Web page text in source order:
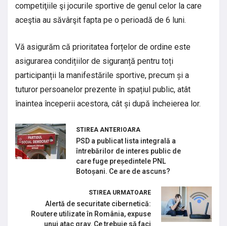
competiţiile şi jocurile sportive de genul celor la care
aceştia au săvârşit fapta pe o perioadă de 6 luni.
Vă asigurăm că prioritatea forțelor de ordine este
asigurarea condițiilor de siguranță pentru toți
participanții la manifestările sportive, precum și a
tuturor persoanelor prezente în spațiul public, atât
înaintea începerii acestora, cât și după încheierea lor.
STIREA ANTERIOARA
PSD a publicat lista integrală a
întrebărilor de interes public de
care fuge președintele PNL
Botoșani. Ce are de ascuns?
STIREA URMATOARE
Alertă de securitate cibernetică:
Routere utilizate în România, expuse
unui atac grav. Ce trebuie să faci